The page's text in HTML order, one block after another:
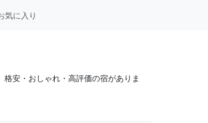
気に入り
安・おしゃれ・高評価の宿がありま